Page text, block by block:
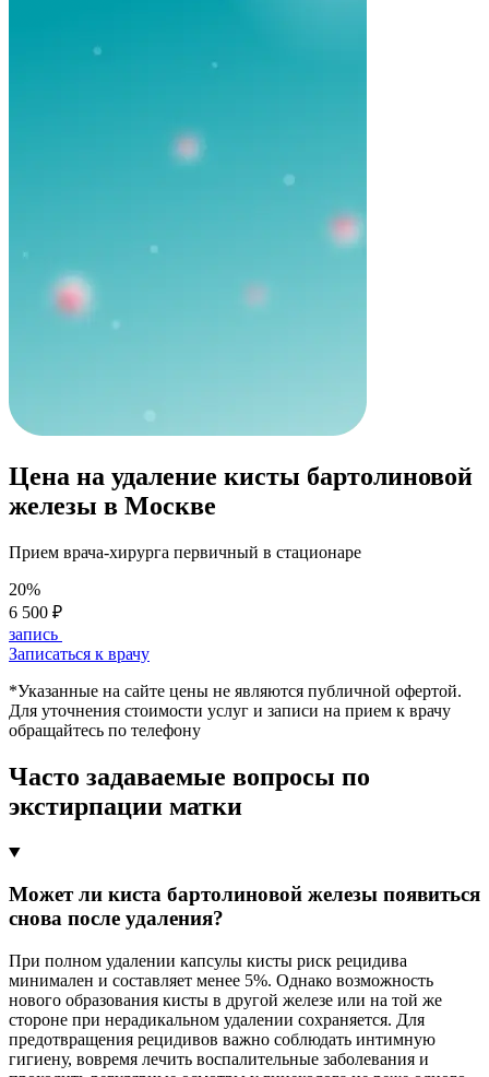
Цена на удаление кисты бартолиновой
железы в Москве
Прием врача-хирурга первичный в стационаре
20%
6 500 ₽
запись
Записаться к врачу
*Указанные на сайте цены не являются публичной офертой.
Для уточнения стоимости услуг и записи на прием к врачу
обращайтесь по телефону
Часто задаваемые вопросы по
экстирпации матки
Может ли киста бартолиновой железы появиться
снова после удаления?
При полном удалении капсулы кисты риск рецидива
минимален и составляет менее 5%. Однако возможность
нового образования кисты в другой железе или на той же
стороне при нерадикальном удалении сохраняется. Для
предотвращения рецидивов важно соблюдать интимную
гигиену, вовремя лечить воспалительные заболевания и